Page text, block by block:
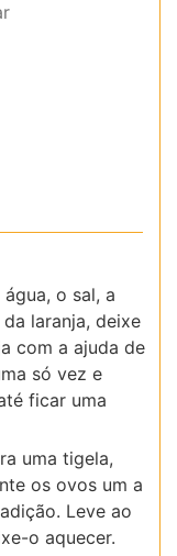
o sal, a
laranja, deixe
com a ajuda de
só vez e
ficar uma
uma tigela,
os ovos um a
Leve ao
o aquecer.